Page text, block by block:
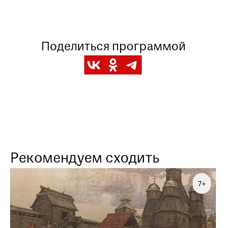
Поделиться программой
Рекомендуем сходить
7+